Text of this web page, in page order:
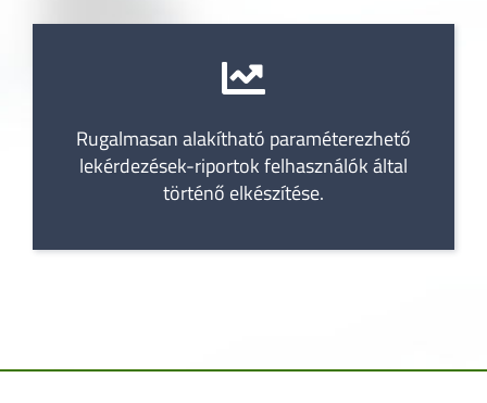
Rugalmasan alakítható paraméterezhető
lekérdezések-riportok felhasználók által
történő elkészítése.